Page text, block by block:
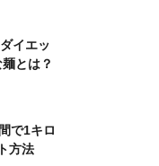
イエッ
とは？
で1キロ
方法